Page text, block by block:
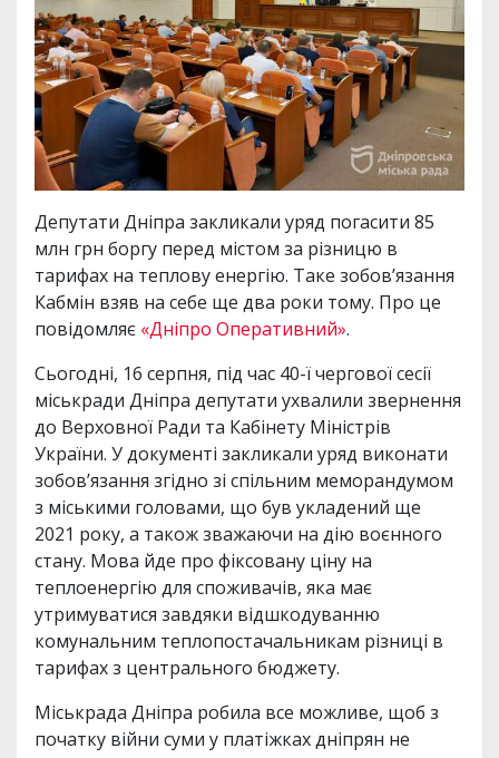
Депутати Дніпра закликали уряд погасити 85
млн грн боргу перед містом за різницю в
тарифах на теплову енергію. Таке зобов’язання
Кабмін взяв на себе ще два роки тому. Про це
повідомляє «Дніпро Оперативний».
Сьогодні, 16 серпня, під час 40-ї чергової сесії
міськради Дніпра депутати ухвалили звернення
до Верховної Ради та Кабінету Міністрів
України. У документі закликали уряд виконати
зобов’язання згідно зі спільним меморандумом
з міськими головами, що був укладений ще
2021 року, а також зважаючи на дію воєнного
стану. Мова йде про фіксовану ціну на
теплоенергію для споживачів, яка має
утримуватися завдяки відшкодуванню
комунальним теплопостачальникам різниці в
тарифах з центрального бюджету.
Міськрада Дніпра робила все можливе, щоб з
початку війни суми у платіжках дніпрян не